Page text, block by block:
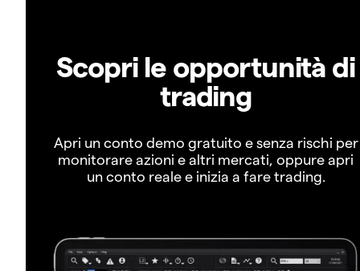
Scopri le opportunità di
trading
Apri un conto demo gratuito e senza rischi per
monitorare azioni e altri mercati, oppure apri
un conto reale e inizia a fare trading.